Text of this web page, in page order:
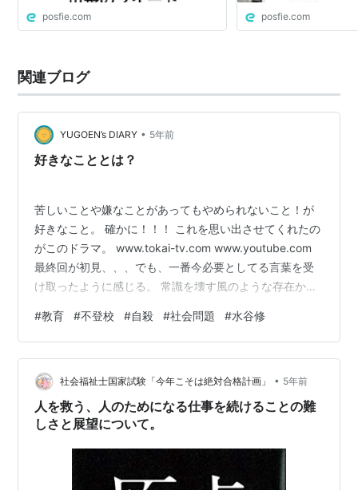
されている。しかし、これらの話は統一してみると、非
常に無理のある話だと言える。
家を使うのはよくある事である）
amazon:水谷修
夜回り先生
発売日: 2004/02/01
メディア:
単行本
購入: 5人クリック : 130回
この商品を含むブログ (152件) を見る
夜回り先生と夜眠れない子どもた
作者:水谷修
出版社/メーカー: サンクチュアリ出版
発売日: 2004/10/10
メディア:単行本
購入
posfie.com posfie.com
関連ブログ
YUGOEN’s DIARY • 5年前
好きなこととは？
苦しいことや嫌なことがあってもやめられないこと！が
好きなこと。 確かに！！！ これを思い出させてくれたの
がこのドラマ。 www.tokai-tv.com www.youtube.com
最終回が初見、、、でも、一番今必要としてる言葉を受
け取ったように感じる。 常識を壊す風のような存在か
どう生きたらいいですか？』 ほんとに生きるのが難しく
なってしまったこのご時世。 ・バブル経済崩壊以降続い
ている社会的、経済的な閉塞状況の中で、多くの日本人
が笑顔を忘れ、今を生きることに疲れ果てています。/優
しさと勇気の育てかた：水谷修 ・考えることをやめよ
う…
#教育 #不登校 #自殺 #社会問題 #水谷修
社会福祉士国家試験「今年こそは絶対合格計画」 • 5年前
人を救う、人のためになる仕事を続けることの難
しさと展望について。